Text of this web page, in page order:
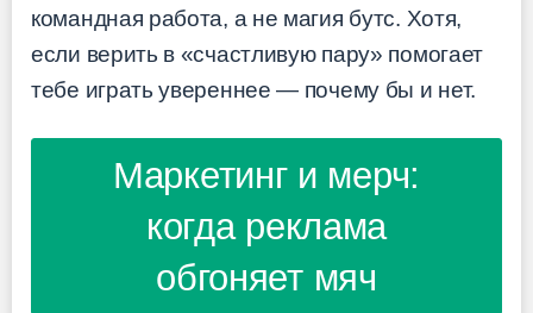
командная работа, а не магия бутс. Хотя,
если верить в «счастливую пару» помогает
тебе играть увереннее — почему бы и нет.
Маркетинг и мерч:
когда реклама
обгоняет мяч